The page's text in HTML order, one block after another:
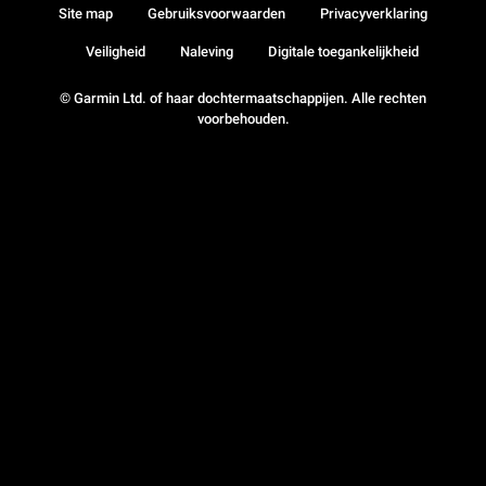
© Garmin Ltd. of haar dochtermaatschappijen. Alle rechten
voorbehouden.
Site map Gebruiksvoorwaarden Privacyverklaring
Veiligheid Naleving Digitale toegankelijkheid